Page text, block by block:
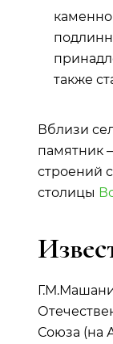
также
Вблизи
памятник –
строений
столицы
Союза (на